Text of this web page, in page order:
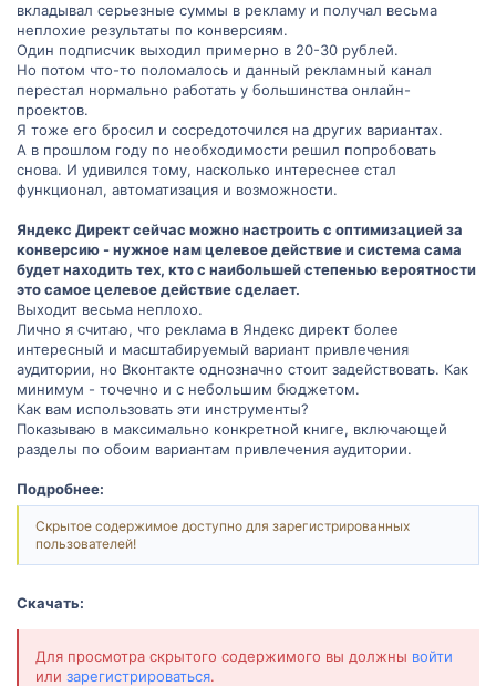
вкладывал серьезные суммы в рекламу и получал весьма
неплохие результаты по конверсиям.
Один подписчик выходил примерно в 20-30 рублей.
Но потом что-то поломалось и данный рекламный канал
перестал нормально работать у большинства онлайн-
проектов.
Я тоже его бросил и сосредоточился на других вариантах.
А в прошлом году по необходимости решил попробовать
снова. И удивился тому, насколько интереснее стал
функционал, автоматизация и возможности.
Яндекс Директ сейчас можно настроить с оптимизацией за
конверсию - нужное нам целевое действие и система сама
будет находить тех, кто с наибольшей степенью вероятности
это самое целевое действие сделает.
Выходит весьма неплохо.
Лично я считаю, что реклама в Яндекс директ более
интересный и масштабируемый вариант привлечения
аудитории, но Вконтакте однозначно стоит задействовать. Как
минимум - точечно и с небольшим бюджетом.
Как вам использовать эти инструменты?
Показываю в максимально конкретной книге, включающей
разделы по обоим вариантам привлечения аудитории.
Подробнее:
Скрытое содержимое доступно для зарегистрированных
пользователей!
Скачать:
Для просмотра скрытого содержимого вы должны войти
или зарегистрироваться.